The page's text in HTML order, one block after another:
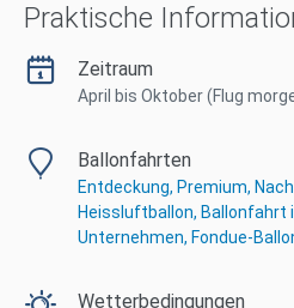
Praktische
Zeitraum
April bis Oktober (Flug
Ballonfahrten
Entdeckung, Premium,
Heissluftballon, Ballonfahrt
Unternehmen, Fondue-
Wetterbedingungen